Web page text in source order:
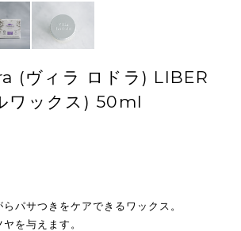
(ヴィラ ロドラ) LIBER
ワックス) 50ml
パサつきをケアできるワックス。
を与えます。